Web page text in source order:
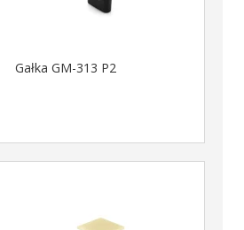
Gałka GM-313 P2